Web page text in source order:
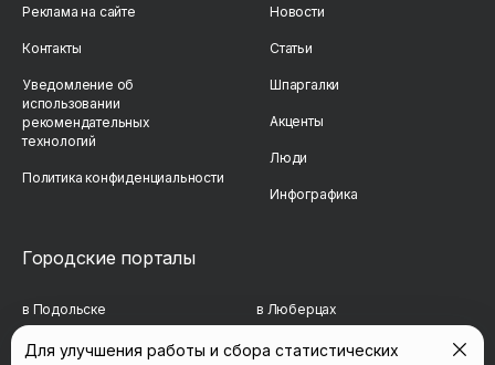
Реклама на сайте
Контакты
Уведомление об
использовании
рекомендательных
технологий
Политика конфиденциальности
Новости
Статьи
Шпаргалки
Акценты
Люди
Инфографика
Городские порталы
в Подольске в Люберцах
в Мытищах в Красногорске
Для улучшения работы и сбора статистических